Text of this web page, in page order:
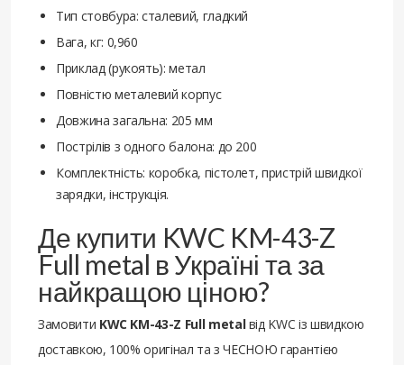
Тип стовбура: сталевий, гладкий
Вага, кг: 0,960
Приклад (рукоять): метал
Повністю металевий корпус
Довжина загальна: 205 мм
Пострілів з одного балона: до 200
Комплектність: коробка, пістолет, пристрій швидкої
зарядки, інструкція.
Де купити KWC KM-43-Z
Full metal в Україні та за
найкращою ціною?
Замовити KWC KM-43-Z Full metalвід KWC із швидкою
доставкою, 100% оригінал та з ЧЕСНОЮ гарантією